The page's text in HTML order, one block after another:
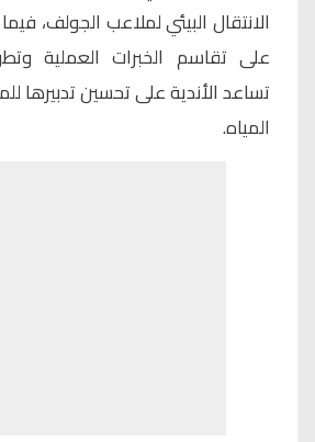
الانتقال البيئي لملاعب الجولف،
على تقاسم الخبرات العملية
تساعد الأندية على تحسين تدبيرها
المياه.